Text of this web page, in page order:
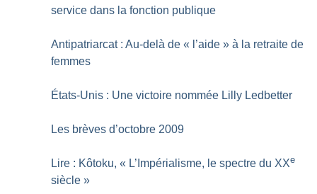
service dans la fonction publique
Antipatriarcat : Au-delà de « l’aide » à la retraite de
femmes
États-Unis : Une victoire nommée Lilly Ledbetter
Les brèves d’octobre 2009
Lire : Kôtoku, « L’Impérialisme, le spectre du XXe
siècle »